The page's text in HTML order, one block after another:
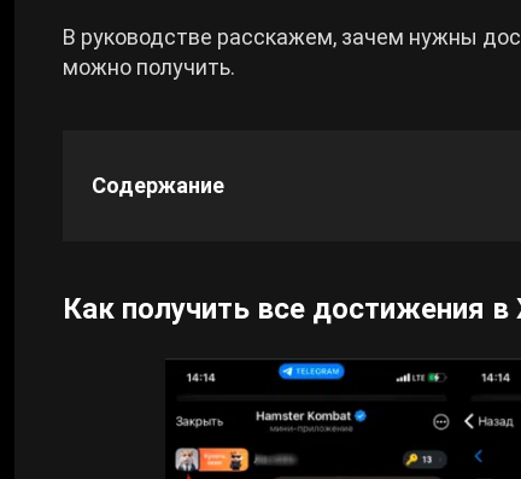
Все игры
В руководстве расскажем, зачем нужны
можно получить.
Содержание
Как получить все достижения